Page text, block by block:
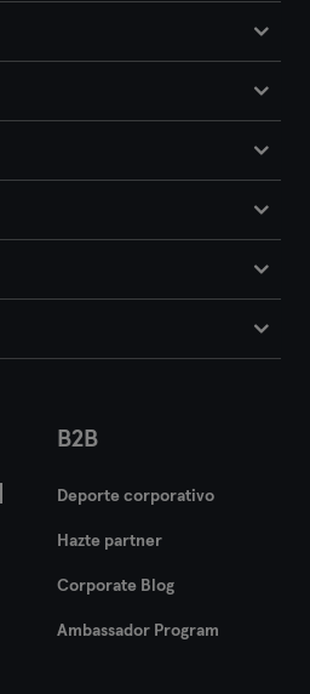
B2B
Deporte corporativo
Hazte partner
Corporate Blog
Ambassador Program